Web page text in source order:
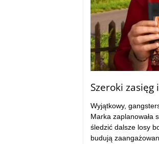
Szeroki
Wyjątkowy,
Marka zaplanowała
śledzić dalsze losy
budują